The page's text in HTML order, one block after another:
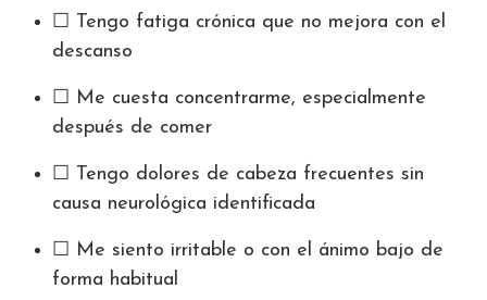
☐ Tengo fatiga crónica que no mejora con el
descanso
☐ Me cuesta concentrarme, especialmente
después de comer
☐ Tengo dolores de cabeza frecuentes sin
causa neurológica identificada
☐ Me siento irritable o con el ánimo bajo de
forma habitual